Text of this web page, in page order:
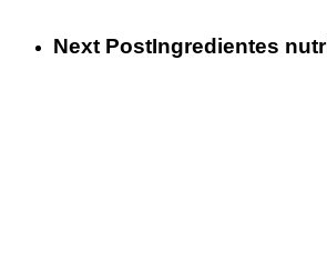
Next PostIngredientes